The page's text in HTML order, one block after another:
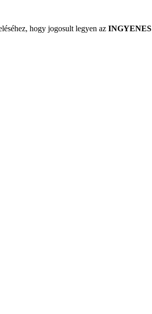
hogy jogosult legyen az INGYENES